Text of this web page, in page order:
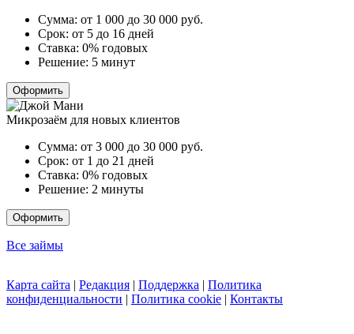
Сумма: от 1 000 до 30 000 руб.
Срок: от 5 до 16 дней
Ставка: 0% годовых
Решение: 5 минут
Оформить
Микрозаём для новых клиентов
Сумма: от 3 000 до 30 000 руб.
Срок: от 1 до 21 дней
Ставка: 0% годовых
Решение: 2 минуты
Оформить
Все займы
Карта сайта | Редакция | Поддержка | Политика
конфиденциальности | Политика cookie | Контакты